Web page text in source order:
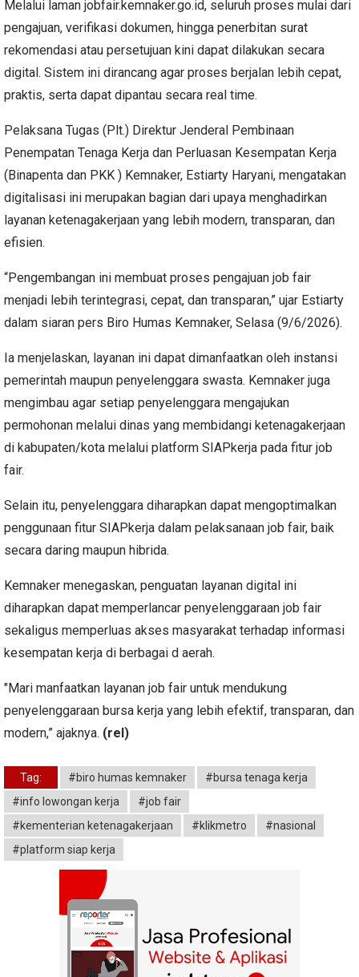
Melalui laman jobfair.kemnaker.go.id, seluruh proses mulai dari
pengajuan, verifikasi dokumen, hingga penerbitan surat
rekomendasi atau persetujuan kini dapat dilakukan secara
digital. Sistem ini dirancang agar proses berjalan lebih cepat,
praktis, serta dapat dipantau secara real time.
Pelaksana Tugas (Plt.) Direktur Jenderal Pembinaan
Penempatan Tenaga Kerja dan Perluasan Kesempatan Kerja
(Binapenta dan PKK ) Kemnaker, Estiarty Haryani, mengatakan
digitalisasi ini merupakan bagian dari upaya menghadirkan
layanan ketenagakerjaan yang lebih modern, transparan, dan
efisien.
“Pengembangan ini membuat proses pengajuan job fair
menjadi lebih terintegrasi, cepat, dan transparan,” ujar Estiarty
dalam siaran pers Biro Humas Kemnaker, Selasa (9/6/2026).
Ia menjelaskan, layanan ini dapat dimanfaatkan oleh instansi
pemerintah maupun penyelenggara swasta. Kemnaker juga
mengimbau agar setiap penyelenggara mengajukan
permohonan melalui dinas yang membidangi ketenagakerjaan
di kabupaten/kota melalui platform SIAPkerja pada fitur job
fair.
Selain itu, penyelenggara diharapkan dapat mengoptimalkan
penggunaan fitur SIAPkerja dalam pelaksanaan job fair, baik
secara daring maupun hibrida.
Kemnaker menegaskan, penguatan layanan digital ini
diharapkan dapat memperlancar penyelenggaraan job fair
sekaligus memperluas akses masyarakat terhadap informasi
kesempatan kerja di berbagai d aerah.
"Mari manfaatkan layanan job fair untuk mendukung
penyelenggaraan bursa kerja yang lebih efektif, transparan, dan
modern,” ajaknya. (rel)
Tag: #biro humas kemnaker
#bursa tenaga kerja
#info lowongan kerja
#job fair
#kementerian ketenagakerjaan
#klikmetro
#nasional
#platform siap kerja